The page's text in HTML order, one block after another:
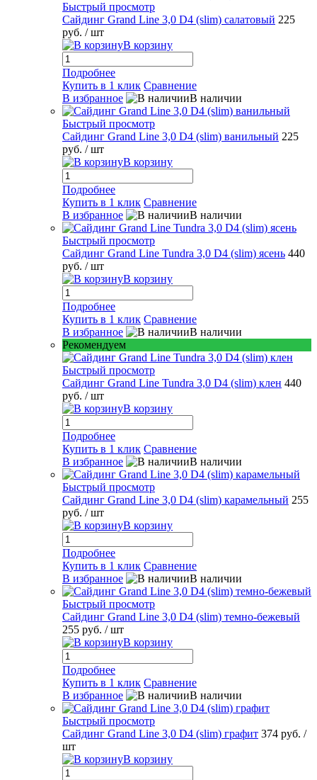
Быстрый просмотр
Сайдинг Grand Line 3,0 D4 (slim) салатовый 225
руб. / шт
В корзину
Подробнее
Купить в 1 клик Сравнение
В избранное
В наличии
Быстрый просмотр
Сайдинг Grand Line 3,0 D4 (slim) ванильный 225
руб. / шт
В корзину
Подробнее
Купить в 1 клик Сравнение
В избранное
В наличии
Быстрый просмотр
Сайдинг Grand Line Tundra 3,0 D4 (slim) ясень 440
руб. / шт
В корзину
Подробнее
Купить в 1 клик Сравнение
В избранное
В наличии
Рекомендуем
Быстрый просмотр
Сайдинг Grand Line Tundra 3,0 D4 (slim) клен 440
руб. / шт
В корзину
Подробнее
Купить в 1 клик Сравнение
В избранное
В наличии
Быстрый просмотр
Сайдинг Grand Line 3,0 D4 (slim) карамельный 255
руб. / шт
В корзину
Подробнее
Купить в 1 клик Сравнение
В избранное
В наличии
Быстрый просмотр
Сайдинг Grand Line 3,0 D4 (slim) темно-бежевый
255 руб. / шт
В корзину
Подробнее
Купить в 1 клик Сравнение
В избранное
В наличии
Быстрый просмотр
Сайдинг Grand Line 3,0 D4 (slim) графит 374 руб. /
шт
В корзину